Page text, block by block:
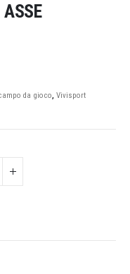
da gioco, Vivisport